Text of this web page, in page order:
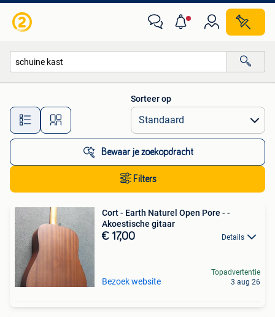
Alle afstanden…
Sorteer op
Bewaar je zoekopdracht
Filters
Cort - Earth Naturel Open Pore - -
Akoestische gitaar
€ 17,00 Details
Bezoek website
Topadvertentie
3 aug 26